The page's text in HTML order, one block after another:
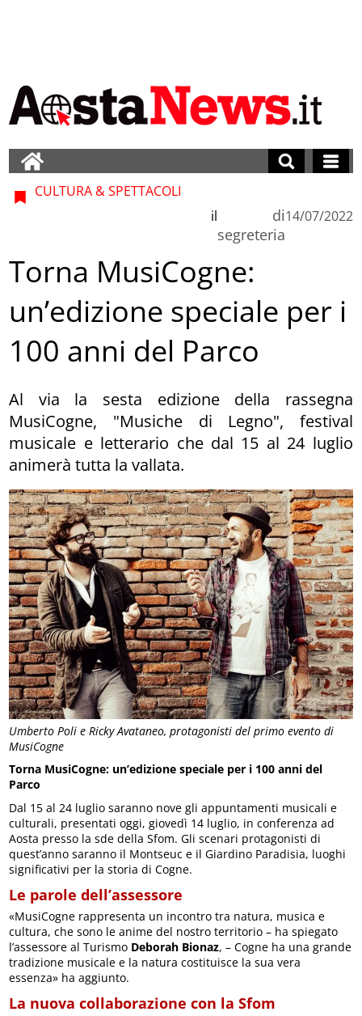
Umberto Poli e Ricky Avataneo, protagonisti del primo evento di
MusiCogne
CULTURA & SPETTACOLI
di
segreteria
il 14/07/2022
Torna MusiCogne:
un’edizione speciale per i
100 anni del Parco
Al via la sesta edizione della rassegna
MusiCogne, "Musiche di Legno", festival
musicale e letterario che dal 15 al 24 luglio
animerà tutta la vallata.
Torna MusiCogne: un’edizione speciale per i 100 anni del
Parco
Dal 15 al 24 luglio saranno nove gli appuntamenti musicali e
culturali, presentati oggi, giovedì 14 luglio, in conferenza ad
Aosta presso la sde della Sfom. Gli scenari protagonisti di
quest’anno saranno il Montseuc e il Giardino Paradisia, luoghi
significativi per la storia di Cogne.
Le parole dell’assessore
«MusiCogne rappresenta un incontro tra natura, musica e
cultura, che sono le anime del nostro territorio – ha spiegato
l’assessore al Turismo Deborah Bionaz, – Cogne ha una grande
tradizione musicale e la natura costituisce la sua vera
essenza» ha aggiunto.
La nuova collaborazione con la Sfom